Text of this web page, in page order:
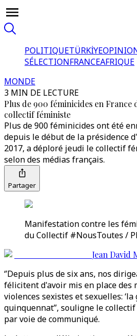
POLITIQUETÜRKİYE
SÉLECTIONFRANCEAFRIQUE
MONDE
3 MIN DE LECTURE
Plus de 900 féminicides en France
collectif féministe
Plus de 900 féminicides ont été
depuis le début de la présidence
2017, a déploré jeudi le collectif
selon des médias français.
Partager
Manifestation contre les
du Collectif #NousToutes /
Jean David
‘’Depuis plus de six ans, nos
félicitent d'avoir mis en place des
violences sexistes et sexuelles: ‘la
quinquennat’’, souligne le
par voie de communiqué.